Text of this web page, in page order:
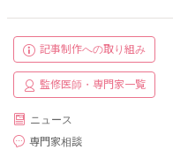
記事制作への取り組み
監修医師・専門家一覧
ニュース
専門家相談